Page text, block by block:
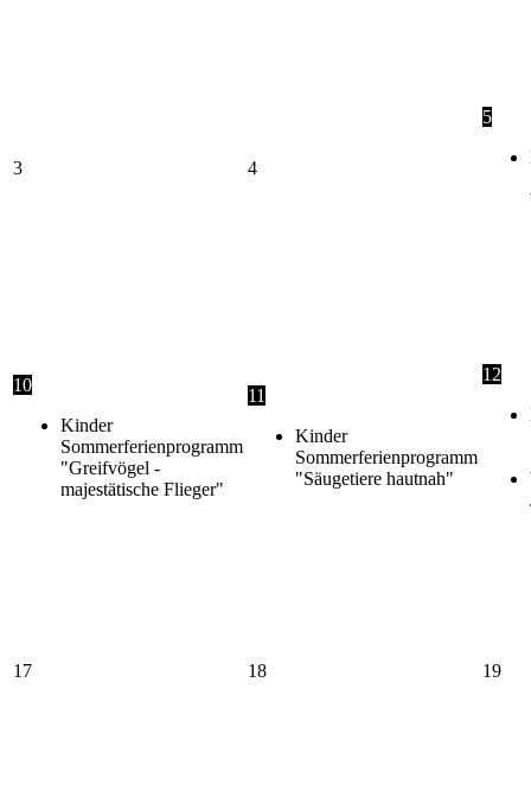
3 4
5
10
Kinder
Sommerferienprogramm
"Greifvögel -
majestätische Flieger"
11
Kinder
Sommerferienprogramm
"Säugetiere hautnah"
12
17 18 19